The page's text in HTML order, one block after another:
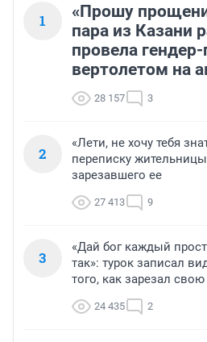
1
«Прошу
пара из Казани
провела гендер-
вертолетом на
28 157 3
2
«Лети, не хочу тебя
переписку
зарезавшего ее
27 413 9
3
«Дай бог каждый
так»: турок записал
того, как зарезал
24 435 2